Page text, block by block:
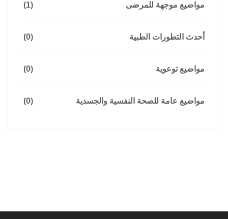
مواضيع موجهة للمرضى (1)
أحدث التطورات الطبية (0)
مواضيع توعوية (0)
مواضيع عامة للصحة النفسية والجسدية (0)